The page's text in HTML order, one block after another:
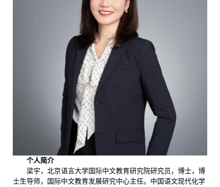
个人简介
梁宇，北京语言大学国际中文教育研究院研究员，博士，博
士生导师，国际中文教育发展研究中心主任。中国语文现代化学